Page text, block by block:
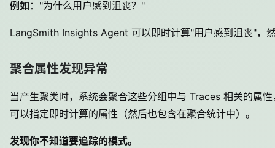
例如 ："为什么用户感到沮丧？"
LangSmith Insights Agent 可以即时计算"用户感到沮丧"，
聚合属性发现异常
当产生聚类时，系统会聚合这些分组中与 Traces 相关的属
可以指定即时计算的属性（然后也包含在聚合统计中）。
发现你不知道要追踪的模式。